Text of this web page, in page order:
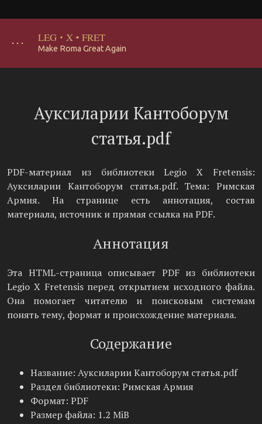
･･･ LEG · X · FRET
Make Roma Great Again
Ауксиларии Кантоборум
статья.pdf
PDF-материал из библиотеки Legio X Fretensis:
Ауксиларии Кантоборум статья.pdf. Тема: Римская
Армия. На странице есть аннотация, состав
материала, источник и прямая ссылка на PDF.
Аннотация
Эта HTML-страница описывает PDF из библиотеки
Legio X Fretensis перед открытием исходного файла.
Она помогает читателю и поисковым системам
понять тему, формат и происхождение материала.
Содержание
Название: Ауксиларии Кантоборум статья.pdf
Раздел библиотеки: Римская Армия
Формат: PDF
Размер файла: 1.2 MiB